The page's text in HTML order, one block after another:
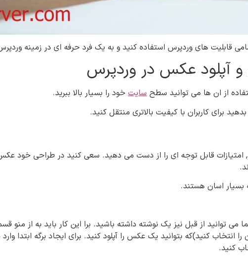
قابلیت های وردپرس استفاده کنید و به یک فرد حرفه ای در زمینه
و آپلود عکس در وردپرس
از ان ها می توانید سطح سایت خود را بسیار بالا ببرید.
برای کاربران با کیفیت بالاتری منتقل کنید.
امتیازات قابل توجه ای را از دست می دهید. سعی کنید در طراحی خود
بسیار اسان هستند.
انتخاب کنید)که بتوانید یک عکس را آپلود کنید. برای ایجاد برگه ابتدا
کنید.